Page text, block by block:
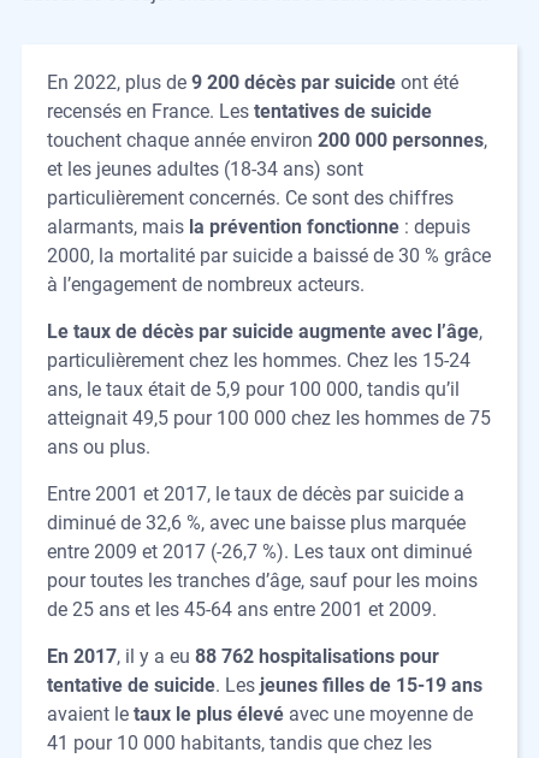
En 2022, plus de 9 200 décès par suicideont été
recensés en France. Les tentatives de suicide
touchent chaque année environ 200 000 personnes,
et les jeunes adultes (18-34 ans) sont
particulièrement concernés. Ce sont des chiffres
alarmants, mais la prévention fonctionne: depuis
2000, la mortalité par suicide a baissé de 30 % grâce
à l’engagement de nombreux acteurs.
Le taux de décès par suicide augmente avec l’âge,
particulièrement chez les hommes. Chez les 15-24
ans, le taux était de 5,9 pour 100 000, tandis qu’il
atteignait 49,5 pour 100 000 chez les hommes de 75
ans ou plus.
Entre 2001 et 2017, le taux de décès par suicide a
diminué de 32,6 %, avec une baisse plus marquée
entre 2009 et 2017 (-26,7 %). Les taux ont diminué
pour toutes les tranches d’âge, sauf pour les moins
de 25 ans et les 45-64 ans entre 2001 et 2009.
En 2017, il y a eu 88 762 hospitalisations pour
tentative de suicide. Les jeunes filles de 15-19 ans
avaient le taux le plus élevéavec une moyenne de
41 pour 10 000 habitants, tandis que chez les